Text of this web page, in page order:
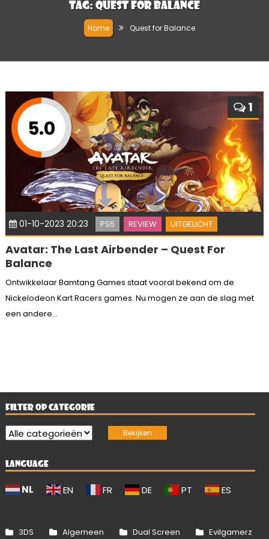
Tag: Quest for Balance
Home Quest for Balance
5.0
1
01-10-2023 20:23 PS5 REVIEW UITGELICHT
Avatar: The Last Airbender – Quest For
Balance
Ontwikkelaar Bamtang Games staat vooral bekend om de
Nickelodeon Kart Racers games. Nu mogen ze aan de slag met
een andere...
FILTER OP CATEGORIE
LANGUAGE
NL EN FR DE PT ES
3DS Algemeen Dual Screen Evilgamerz